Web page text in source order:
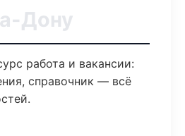
Дону
работа и вакансии:
справочник — всё